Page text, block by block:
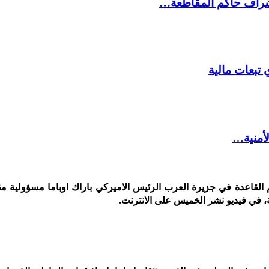
حاكم المقاطعة…
تبعات مالية
في جزيرة العرب الرئيس الاميركي باراك اوباما
في فيديو نشر الخميس على الانترنت.